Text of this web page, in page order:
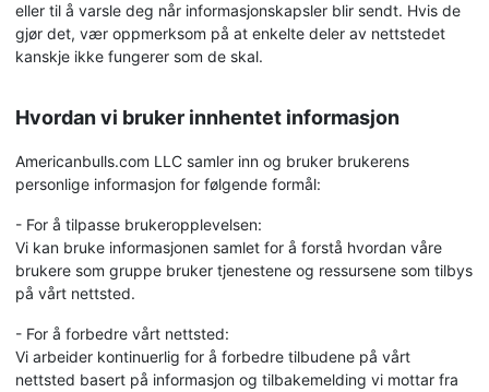
eller til å varsle deg når informasjonskapsler blir sendt. Hvis de
gjør det, vær oppmerksom på at enkelte deler av nettstedet
kanskje ikke fungerer som de skal.
Hvordan vi bruker innhentet informasjon
Americanbulls.com LLC samler inn og bruker brukerens
personlige informasjon for følgende formål:
- For å tilpasse brukeropplevelsen:
Vi kan bruke informasjonen samlet for å forstå hvordan våre
brukere som gruppe bruker tjenestene og ressursene som tilbys
på vårt nettsted.
- For å forbedre vårt nettsted:
Vi arbeider kontinuerlig for å forbedre tilbudene på vårt
nettsted basert på informasjon og tilbakemelding vi mottar fra